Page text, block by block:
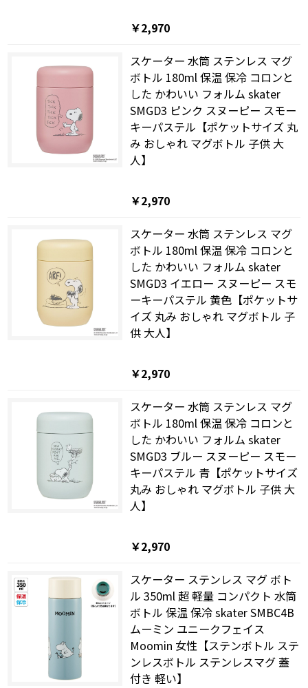
￥2,970
スケーター 水筒 ステンレス マグ
ボトル 180ml 保温 保冷 コロンと
した かわいい フォルム skater
SMGD3 ピンク スヌーピー スモー
キーパステル【ポケットサイズ 丸
み おしゃれ マグボトル 子供 大
人】
￥2,970
スケーター 水筒 ステンレス マグ
ボトル 180ml 保温 保冷 コロンと
した かわいい フォルム skater
SMGD3 イエロー スヌーピー スモ
ーキーパステル 黄色【ポケットサ
イズ 丸み おしゃれ マグボトル 子
供 大人】
￥2,970
スケーター 水筒 ステンレス マグ
ボトル 180ml 保温 保冷 コロンと
した かわいい フォルム skater
SMGD3 ブルー スヌーピー スモー
キーパステル 青【ポケットサイズ
丸み おしゃれ マグボトル 子供 大
人】
￥2,970
スケーター ステンレス マグ ボト
ル 350ml 超 軽量 コンパクト 水筒
ボトル 保温 保冷 skater SMBC4B
ムーミン ユニークフェイス
Moomin 女性【ステンボトル ステ
ンレスボトル ステンレスマグ 蓋
付き 軽い】